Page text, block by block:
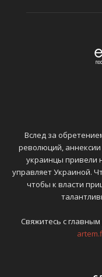
Вслед за
революций,
украинцы привели
управляет Украиной.
чтобы к власти
Свяжитесь с